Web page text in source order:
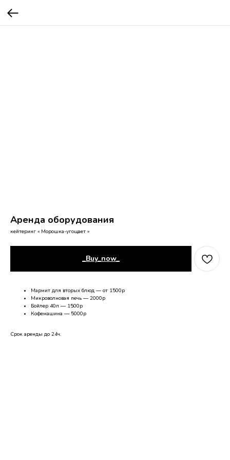
Аренда оборудования
кейтеринг « Морошка-угощает »
_Buy_now_
Мармит для вторых блюд — от 1500р
Микроволновая печь — 2000р
Бойлер 40л — 1500р
Кофемашина — 5000р
Срок аренды до 24ч.